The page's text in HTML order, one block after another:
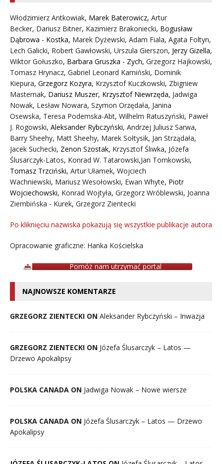
Włodzimierz Antkowiak, Marek Baterowicz, Artur
Becker, Dariusz Bitner, Kazimierz Brakoniecki, Bogusław
Dąbrowa - Kostka, Marek Dyżewski, Adam Fiala, Agata Foltyn,
Lech Galicki, Robert Gawłowski, Urszula Gierszon, Jerzy Gizella,
Wiktor Gołuszko, Barbara Gruszka - Zych, Grzegorz Hajkowski,
Tomasz Hrynacz, Gabriel Leonard Kamiński, Dominik
Kiepura, Grzegorz Kozyra, Krzysztof Kuczkowski, Zbigniew
Masternak, Dariusz Muszer, Krzysztof Niewrzęda, Jadwiga
Nowak, Lesław Nowara, Szymon Orzędała, Janina
Osewska, Teresa Podemska-Abt, Wilhelm Ratuszyński, Paweł
J. Rogowski, Aleksander Rybczyński, Andrzej Juliusz Sarwa,
Barry Sheehy, Matt Sheehy, Marek Sołtysik, Jan Strządała,
Jacek Suchecki, Zenon Szostak, Krzysztof Śliwka, Józefa
Ślusarczyk-Latos, Konrad W. Tatarowski,Jan Tomkowski,
Tomasz Trzciński, Artur Ułamek, Wojciech
Wachniewski, Mariusz Wesołowski, Ewan Whyte, Piotr
Wojciechowski, Konrad Wojtyła, Grzegorz Wróblewski, Joanna
Ziembińska - Kurek, Grzegorz Zientecki
Po kliknięciu nazwiska pokazują się wszystkie publikacje autora
Opracowanie graficzne: Hanka Kościelska
Pomóż nam utrzymać portal
NAJNOWSZE KOMENTARZE
GRZEGORZ ZIENTECKI ON Aleksander Rybczyński – Inwazja
GRZEGORZ ZIENTECKI ON Józefa Ślusarczyk – Latos —
Drzewo Apokalipsy
POLSKA CANADA ON Jadwiga Nowak – Nowe wiersze
POLSKA CANADA ON Józefa Ślusarczyk – Latos — Drzewo
Apokalipsy